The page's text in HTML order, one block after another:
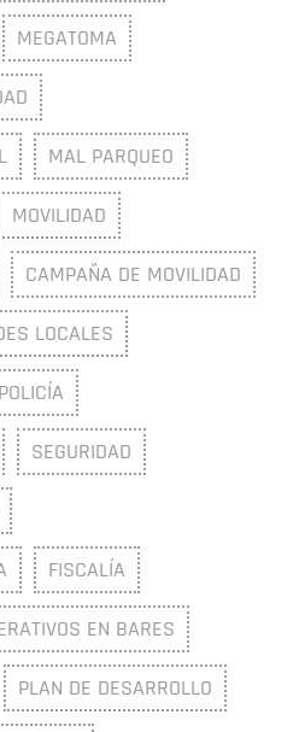
MEGATOMA
MAL PARQUEO
MOVILIDAD
CAMPAÑA DE MOVILIDAD
LOCALES
POLICÍA
SEGURIDAD
FISCALÍA
EN BARES
PLAN DE DESARROLLO